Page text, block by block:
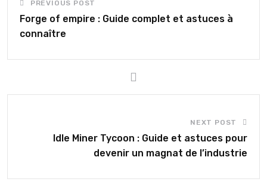
PREVIOUS POST
Forge of empire : Guide complet et astuces à
connaître
NEXT POST
Idle Miner Tycoon : Guide et astuces pour
devenir un magnat de l’industrie